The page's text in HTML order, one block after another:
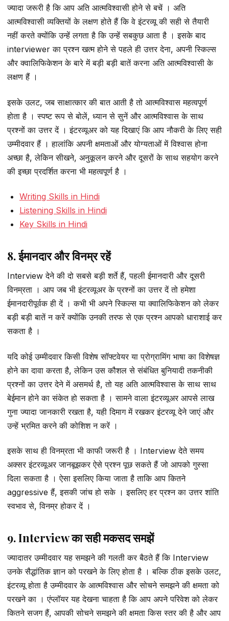
ज्यादा जरूरी है कि आप अति आत्मविश्वासी होने से बचें । अति
आत्मविश्वासी व्यक्तियों के लक्षण होते हैं कि वे इंटरव्यू की सही से तैयारी
नहीं करते क्योंकि उन्हें लगता है कि उन्हें सबकुछ आता है । इसके बाद
interviewer का प्रश्न खत्म होने से पहले ही उत्तर देना, अपनी स्किल्स
और क्वालिफिकेशन के बारे में बड़ी बड़ी बातें करना अति आत्मविश्वासी के
लक्षण हैं ।
इसके उलट, जब साक्षात्कार की बात आती है तो आत्मविश्वास महत्वपूर्ण
होता है । स्पष्ट रूप से बोलें, ध्यान से सुनें और आत्मविश्वास के साथ
प्रश्नों का उत्तर दें । इंटरव्यूअर को यह दिखाएं कि आप नौकरी के लिए सही
उम्मीदवार हैं । हालांकि अपनी क्षमताओं और योग्यताओं में विश्वास होना
अच्छा है, लेकिन सीखने, अनुकूलन करने और दूसरों के साथ सहयोग करने
की इच्छा प्रदर्शित करना भी महत्वपूर्ण है ।
Writing Skills in Hindi
Listening Skills in Hindi
Key Skills in Hindi
8. ईमानदार और विनम्र रहें
Interview देने की दो सबसे बड़ी शर्ते हैं, पहली ईमानदारी और दूसरी
विनम्रता । आप जब भी इंटरव्यूअर के प्रश्नों का उत्तर दें तो हमेशा
ईमानदारीपूर्वक ही दें । कभी भी अपने स्किल्स या क्वालिफिकेशन को लेकर
बड़ी बड़ी बातें न करें क्योंकि उनकी तरफ से एक प्रश्न आपको धाराशाई कर
सकता है ।
यदि कोई उम्मीदवार किसी विशेष सॉफ्टवेयर या प्रोग्रामिंग भाषा का विशेषज्ञ
होने का दावा करता है, लेकिन उस कौशल से संबंधित बुनियादी तकनीकी
प्रश्नों का उत्तर देने में असमर्थ है, तो यह अति आत्मविश्वास के साथ साथ
बेईमान होने का संकेत हो सकता है । सामने वाला इंटरव्यूअर आपसे लाख
गुना ज्यादा जानकारी रखता है, यही दिमाग में रखकर इंटरव्यू देने जाएं और
उन्हें भ्रमित करने की कोशिश न करें ।
इसके साथ ही विनम्रता भी काफी जरूरी है । Interview देते समय
अक्सर इंटरव्यूअर जानबूझकर ऐसे प्रश्न पूछ सकते हैं जो आपको गुस्सा
दिला सकता है । ऐसा इसलिए किया जाता है ताकि आप कितने
aggressive हैं, इसकी जांच हो सके । इसलिए हर प्रश्न का उत्तर शांति
स्वभाव से, विनम्र होकर दें ।
9. Interview का सही मकसद समझें
ज्यादातर उम्मीदवार यह समझने की गलती कर बैठते हैं कि Interview
उनके सैद्धांतिक ज्ञान को परखने के लिए होता है । बल्कि ठीक इसके उलट,
इंटरव्यू होता है उम्मीदवार के आत्मविश्वास और सोचने समझने की क्षमता को
परखने का । एंप्लॉयर यह देखना चाहता है कि आप अपने परिवेश को लेकर
कितने सजग हैं, आपकी सोचने समझने की क्षमता किस स्तर की है और आप